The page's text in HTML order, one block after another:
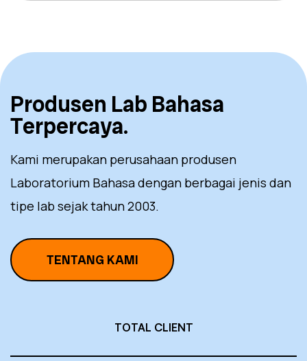
Produsen Lab Bahasa
Terpercaya.
Kami merupakan perusahaan produsen
Laboratorium Bahasa dengan berbagai jenis dan
tipe lab sejak tahun 2003.
TENTANG KAMI
TOTAL CLIENT